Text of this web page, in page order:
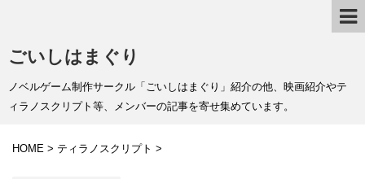
ごいしはまぐり
ノベルゲーム制作サークル「ごいしはまぐり」紹介の他、映画紹介やテ
ィラノスクリプト等、メンバーの記事を寄せ集めています。
HOME > ティラノスクリプト >